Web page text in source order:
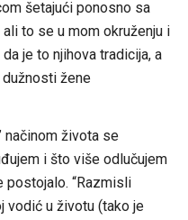
šetajući ponosno sa
to se u mom okruženju i
je to njihova tradicija, a
žene
načinom života se
i što više odlučujem
postojalo. “Razmisli
vodić u životu (tako je